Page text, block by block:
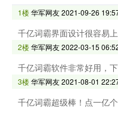
1楼华军网友2021-09-26
千亿词霸界面设计很容易
2楼华军网友2022-03-15
千亿词霸软件非常好用，
3楼华军网友2021-08-01
千亿词霸超级棒！点一亿个